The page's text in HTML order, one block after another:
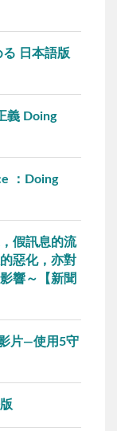
日本語版
義 Doing
：Doing
假訊息的流
惡化，亦對
響～【新聞
片—使用5守